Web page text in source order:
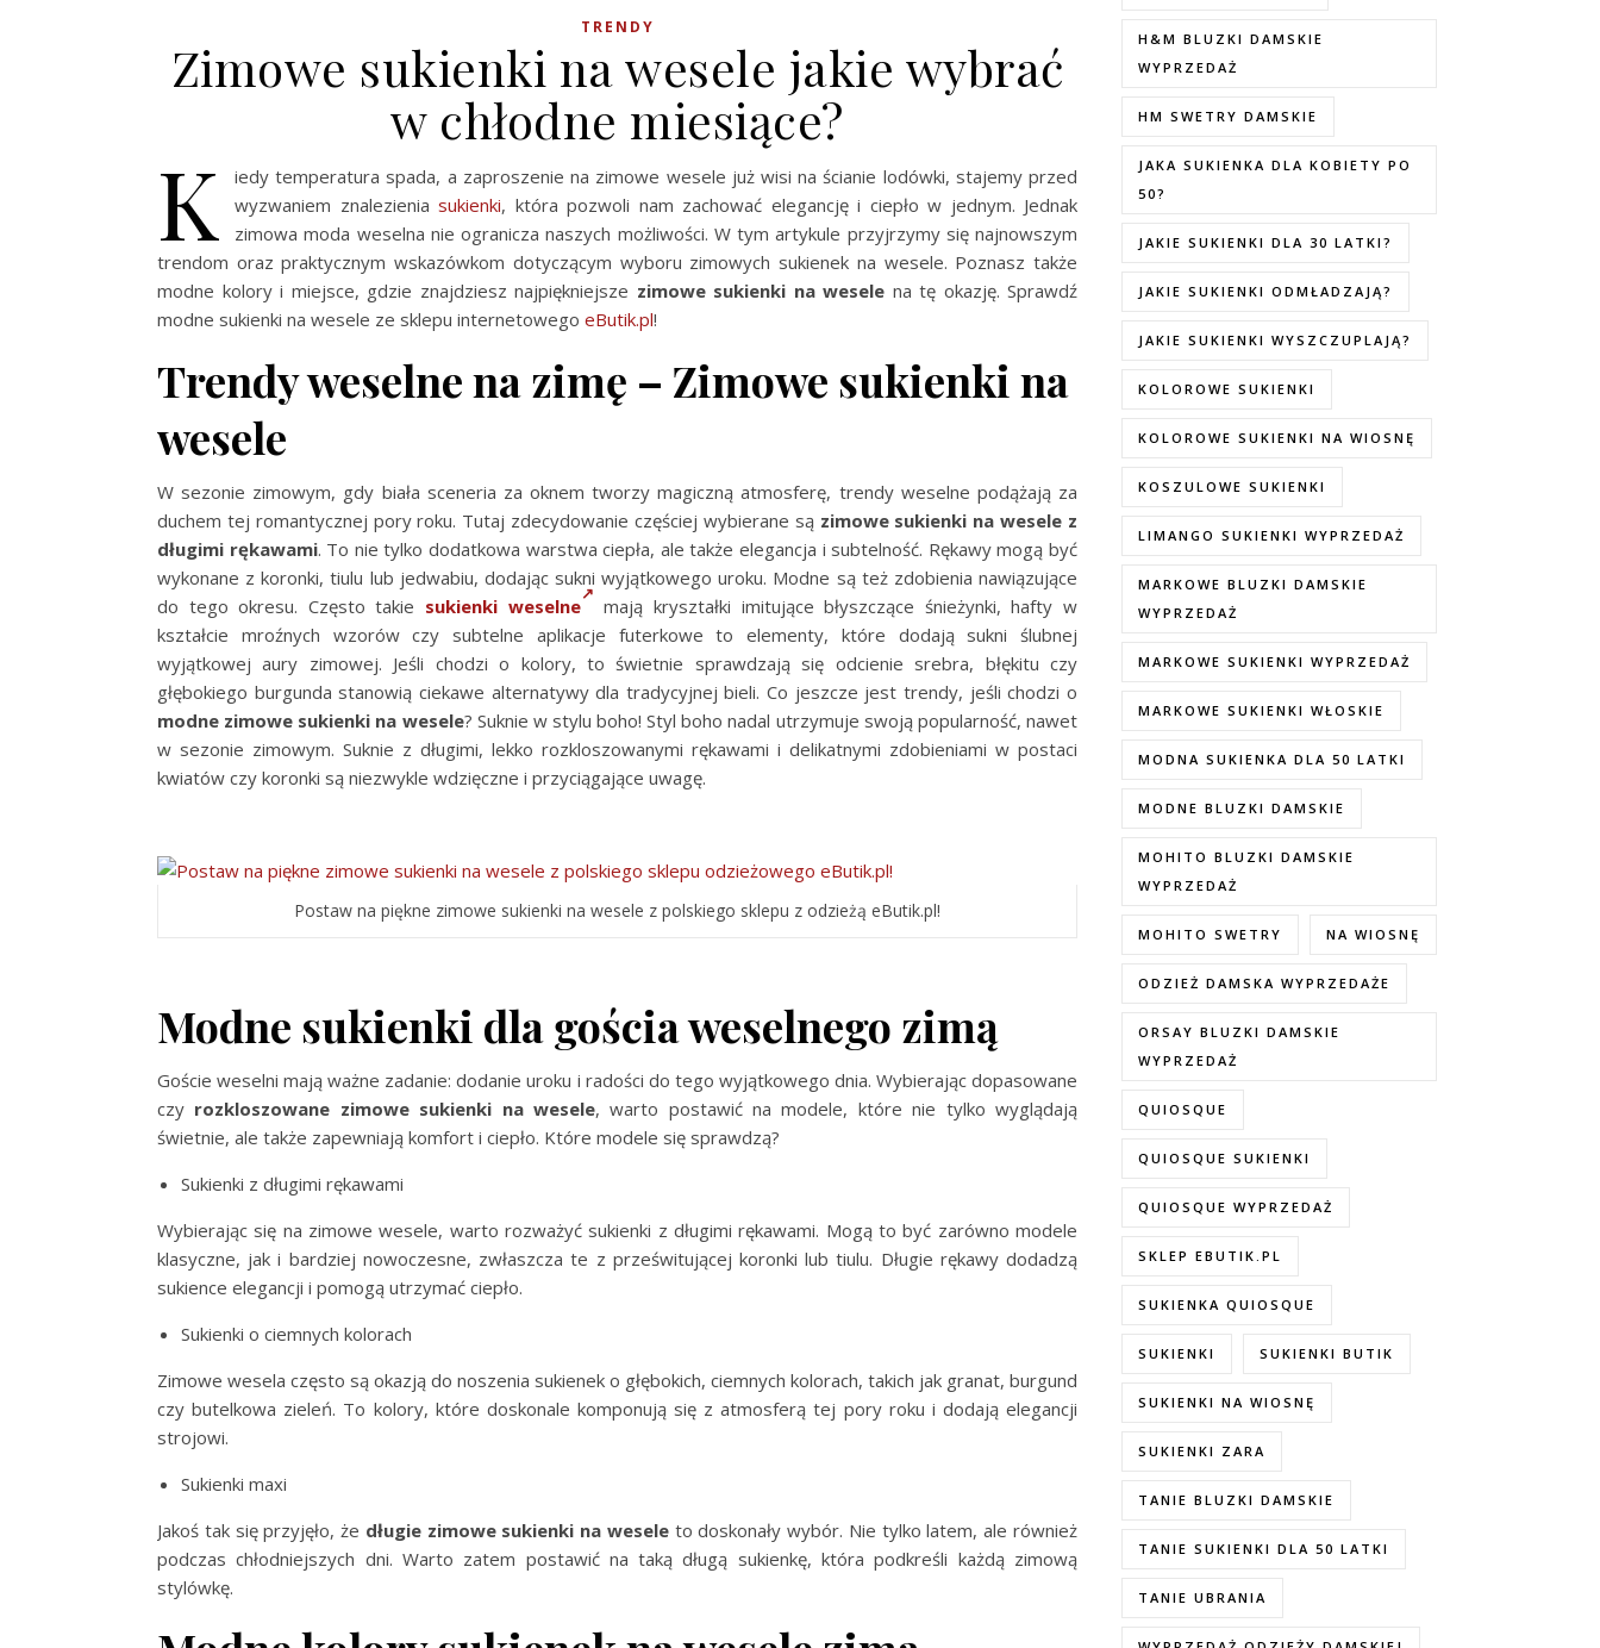
TRENDY
Zimowe sukienki na wesele jakie wybrać
w chłodne miesiące?
K
iedy temperatura spada, a zaproszenie na zimowe wesele już wisi na ścianie lodówki, stajemy przed
wyzwaniem znalezienia sukienki, która pozwoli nam zachować elegancję i ciepło w jednym. Jednak
zimowa moda weselna nie ogranicza naszych możliwości. W tym artykule przyjrzymy się najnowszym
trendom oraz praktycznym wskazówkom dotyczącym wyboru zimowych sukienek na wesele. Poznasz także
modne kolory i miejsce, gdzie znajdziesz najpiękniejsze zimowe sukienki na wesele na tę okazję. Sprawdź
modne sukienki na wesele ze sklepu internetowego eButik.pl!
Trendy weselne na zimę – Zimowe sukienki na
wesele
W sezonie zimowym, gdy biała sceneria za oknem tworzy magiczną atmosferę, trendy weselne podążają za
duchem tej romantycznej pory roku. Tutaj zdecydowanie częściej wybierane są zimowe sukienki na wesele z
długimi rękawami. To nie tylko dodatkowa warstwa ciepła, ale także elegancja i subtelność. Rękawy mogą być
wykonane z koronki, tiulu lub jedwabiu, dodając sukni wyjątkowego uroku. Modne są też zdobienia nawiązujące
do tego okresu. Często takie sukienki weselne
mają kryształki imitujące błyszczące śnieżynki, hafty w
kształcie mroźnych wzorów czy subtelne aplikacje futerkowe to elementy, które dodają sukni ślubnej
wyjątkowej aury zimowej. Jeśli chodzi o kolory, to świetnie sprawdzają się odcienie srebra, błękitu czy
głębokiego burgunda stanowią ciekawe alternatywy dla tradycyjnej bieli. Co jeszcze jest trendy, jeśli chodzi o
modne zimowe sukienki na wesele? Suknie w stylu boho! Styl boho nadal utrzymuje swoją popularność, nawet
w sezonie zimowym. Suknie z długimi, lekko rozkloszowanymi rękawami i delikatnymi zdobieniami w postaci
kwiatów czy koronki są niezwykle wdzięczne i przyciągające uwagę.
Postaw na piękne zimowe sukienki na wesele z polskiego sklepu z odzieżą eButik.pl!
Modne sukienki dla gościa weselnego zimą
Goście weselni mają ważne zadanie: dodanie uroku i radości do tego wyjątkowego dnia. Wybierając dopasowane
czy rozkloszowane zimowe sukienki na wesele, warto postawić na modele, które nie tylko wyglądają
świetnie, ale także zapewniają komfort i ciepło. Które modele się sprawdzą?
Sukienki z długimi rękawami
Wybierając się na zimowe wesele, warto rozważyć sukienki z długimi rękawami. Mogą to być zarówno modele
klasyczne, jak i bardziej nowoczesne, zwłaszcza te z prześwitującej koronki lub tiulu. Długie rękawy dodadzą
sukience elegancji i pomogą utrzymać ciepło.
Sukienki o ciemnych kolorach
Zimowe wesela często są okazją do noszenia sukienek o głębokich, ciemnych kolorach, takich jak granat, burgund
czy butelkowa zieleń. To kolory, które doskonale komponują się z atmosferą tej pory roku i dodają elegancji
strojowi.
Sukienki maxi
Jakoś tak się przyjęło, że długie zimowe sukienki na wesele to doskonały wybór. Nie tylko latem, ale również
podczas chłodniejszych dni. Warto zatem postawić na taką długą sukienkę, która podkreśli każdą zimową
stylówkę.
H&M BLUZKI DAMSKIE
WYPRZEDAŻ
HM SWETRY DAMSKIE
JAKA SUKIENKA DLA KOBIETY PO
50?
JAKIE SUKIENKI DLA 30 LATKI?
JAKIE SUKIENKI ODMŁADZAJĄ?
JAKIE SUKIENKI WYSZCZUPLAJĄ?
KOLOROWE SUKIENKI
KOLOROWE SUKIENKI NA WIOSNĘ
KOSZULOWE SUKIENKI
LIMANGO SUKIENKI WYPRZEDAŻ
MARKOWE BLUZKI DAMSKIE
WYPRZEDAŻ
MARKOWE SUKIENKI WYPRZEDAŻ
MARKOWE SUKIENKI WŁOSKIE
MODNA SUKIENKA DLA 50 LATKI
MODNE BLUZKI DAMSKIE
MOHITO BLUZKI DAMSKIE
WYPRZEDAŻ
MOHITO SWETRY NA WIOSNĘ
ODZIEŻ DAMSKA WYPRZEDAŻE
ORSAY BLUZKI DAMSKIE
WYPRZEDAŻ
QUIOSQUE
QUIOSQUE SUKIENKI
QUIOSQUE WYPRZEDAŻ
SKLEP EBUTIK.PL
SUKIENKA QUIOSQUE
SUKIENKI SUKIENKI BUTIK
SUKIENKI NA WIOSNĘ
SUKIENKI ZARA
TANIE BLUZKI DAMSKIE
TANIE SUKIENKI DLA 50 LATKI
TANIE UBRANIA